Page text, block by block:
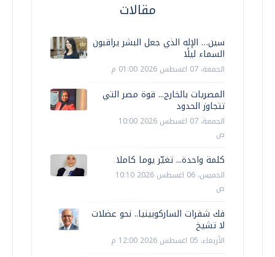
مقالات
سين… الإله الذي جعل البشر يراقبون
السماء ليلًا
الجمعة، 07 اغسطس 2026 01:00 م
المصريات بالخارج... قوة مصر التي
تتجاوز الحدود
الجمعة، 07 اغسطس 2026 10:00
ص
كلمة واحدة... تغيّر يوما كاملا
الخميس، 06 اغسطس 2026 10:10
ص
فك شفرات الساركوبينيا.. نحو عضلات
لا تشيخ
الأربعاء، 05 اغسطس 2026 12:00 م